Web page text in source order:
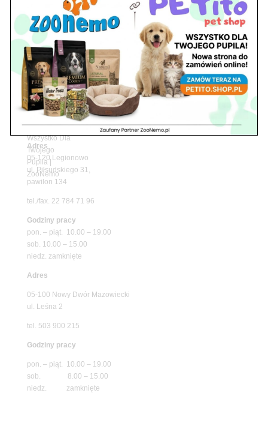
Z Życia Sklepu
Upały wracają! Zadbaj o komfort swojego pupila
z matami chłodzącymi ZooNemo
Z Życia Sklepu
Petito Pet Shop – Internetowy Sklep Zoologiczny
Online! Wszystko Dla Twojego Pupila | ZooNemo
Adres
05-120 Legionowo
ul. Piłsudskiego 31,
pawilon 134
tel./fax. 22 784 71 96
Godziny pracy
pon. – piąt. 10.00 – 19.00
sob. 10.00 – 15.00
niedz. zamknięte
Adres
05-100 Nowy Dwór Mazowiecki
ul. Leśna 2
tel. 503 900 215
Godziny pracy
pon. – piąt. 10.00 – 19.00
sob. 8.00 – 15.00
niedz. zamknięte